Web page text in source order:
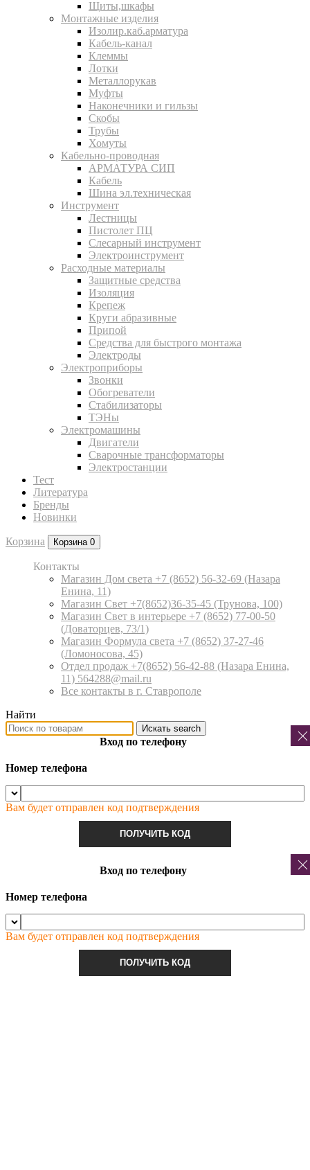
Щиты,шкафы
Монтажные изделия
Изолир.каб.арматура
Кабель-канал
Клеммы
Лотки
Металлорукав
Муфты
Наконечники и гильзы
Скобы
Трубы
Хомуты
Кабельно-проводная
АРМАТУРА СИП
Кабель
Шина эл.техническая
Инструмент
Лестницы
Пистолет ПЦ
Слесарный инструмент
Электроинструмент
Расходные материалы
Защитные средства
Изоляция
Крепеж
Круги абразивные
Припой
Средства для быстрого монтажа
Электроды
Электроприборы
Звонки
Обогреватели
Стабилизаторы
ТЭНы
Электромашины
Двигатели
Сварочные трансформаторы
Электростанции
Тест
Литература
Бренды
Новинки
Корзина Корзина 0
Контакты
Магазин Дом света +7 (8652) 56-32-69 (Назара
Енина, 11)
Магазин Свет +7(8652)36-35-45 (Трунова, 100)
Магазин Свет в интерьере +7 (8652) 77-00-50
(Доваторцев, 73/1)
Магазин Формула света +7 (8652) 37-27-46
(Ломоносова, 45)
Отдел продаж +7(8652) 56-42-88 (Назара Енина,
11) 564288@mail.ru
Все контакты в г. Ставрополе
Найти
Искать search
Вход по телефону
Номер телефона
Вам будет отправлен код подтверждения
ПОЛУЧИТЬ КОД
Вход по телефону
Номер телефона
Вам будет отправлен код подтверждения
ПОЛУЧИТЬ КОД